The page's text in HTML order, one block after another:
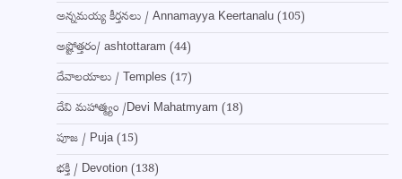
అన్నమయ్య కీర్తనలు / Annamayya Keertanalu (105)
అష్టోత్తరం/ ashtottaram (44)
దేవాలయాలు / Temples (17)
దేవి మహాత్మ్యం /Devi Mahatmyam (18)
పూజ / Puja(15)
భక్తి / Devotion (138)